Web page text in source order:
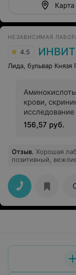
Карта
НЕЗАВИСИМАЯ
4.5
Лида, бульвар Князя
крови,
исследование
показателей
156,57 руб.
Отзыв. Хорошая
позитивный,
по времени как-то
важно, чтобы мои
быстро делались,
выручает.